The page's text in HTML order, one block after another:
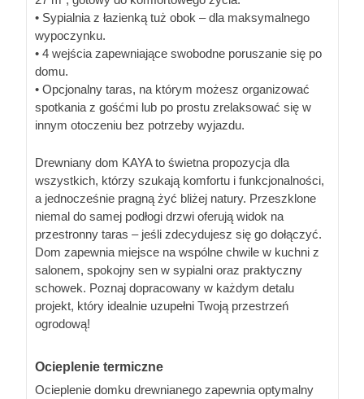
• Sypialnia z łazienką tuż obok – dla maksymalnego
wypoczynku.
• 4 wejścia zapewniające swobodne poruszanie się po
domu.
• Opcjonalny taras, na którym możesz organizować
spotkania z gośćmi lub po prostu zrelaksować się w
innym otoczeniu bez potrzeby wyjazdu.
Drewniany dom KAYA to świetna propozycja dla
wszystkich, którzy szukają komfortu i funkcjonalności,
a jednocześnie pragną żyć bliżej natury. Przeszklone
niemal do samej podłogi drzwi oferują widok na
przestronny taras – jeśli zdecydujesz się go dołączyć.
Dom zapewnia miejsce na wspólne chwile w kuchni z
salonem, spokojny sen w sypialni oraz praktyczny
schowek. Poznaj dopracowany w każdym detalu
projekt, który idealnie uzupełni Twoją przestrzeń
ogrodową!
Ocieplenie termiczne
Ocieplenie domku drewnianego zapewnia optymalny